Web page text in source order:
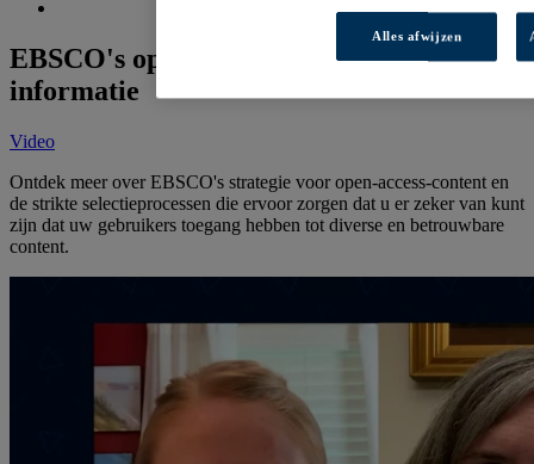
EBSCO's open toegang tot betrouwbare
informatie
Video
Ontdek meer over EBSCO's strategie voor open-access-content en
de strikte selectieprocessen die ervoor zorgen dat u er zeker van kunt
zijn dat uw gebruikers toegang hebben tot diverse en betrouwbare
content.
Alles afwijzen